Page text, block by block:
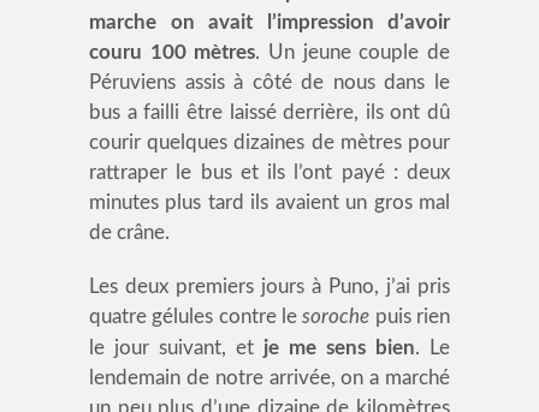
marche on avait l’impression d’avoir
couru 100 mètres. Un jeune couple de
Péruviens assis à côté de nous dans le
bus a failli être laissé derrière, ils ont dû
courir quelques dizaines de mètres pour
rattraper le bus et ils l’ont payé : deux
minutes plus tard ils avaient un gros mal
de crâne.
Les deux premiers jours à Puno, j’ai pris
quatre gélules contre lesoroche puis rien
le jour suivant, et je me sens bien. Le
lendemain de notre arrivée, on a marché
un peu plus d’une dizaine de kilomètres